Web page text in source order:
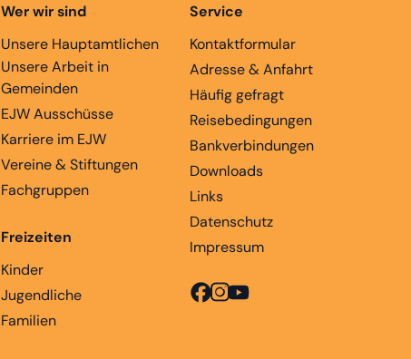
Wer wir sind
Unsere Hauptamtlichen
Unsere Arbeit in
Gemeinden
EJW Ausschüsse
Karriere im EJW
Vereine & Stiftungen
Fachgruppen
Freizeiten
Kinder
Jugendliche
Familien
Service
Kontaktformular
Adresse & Anfahrt
Häufig gefragt
Reisebedingungen
Bankverbindungen
Downloads
Links
Datenschutz
Impressum